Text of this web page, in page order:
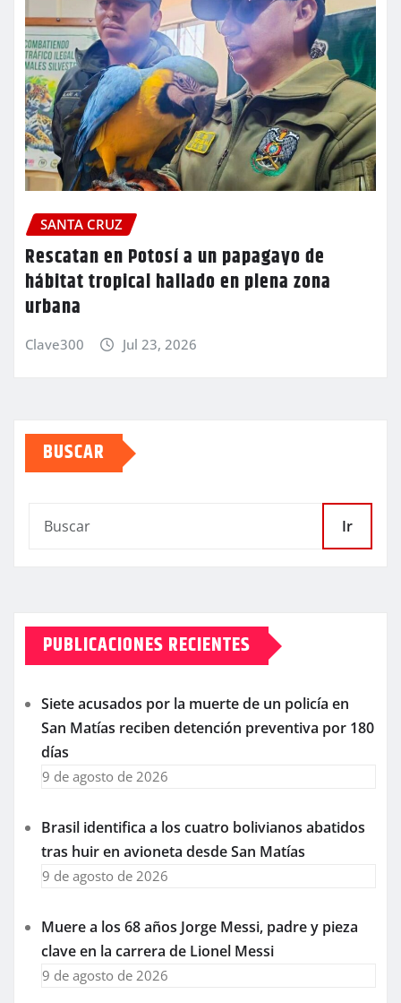
SANTA CRUZ
Rescatan en Potosí a un papagayo de
hábitat tropical hallado en plena zona
urbana
Clave300 Jul 23, 2026
BUSCAR
Ir
PUBLICACIONES RECIENTES
Siete acusados por la muerte de un policía en
San Matías reciben detención preventiva por 180
días
9 de agosto de 2026
Brasil identifica a los cuatro bolivianos abatidos
tras huir en avioneta desde San Matías
9 de agosto de 2026
Muere a los 68 años Jorge Messi, padre y pieza
clave en la carrera de Lionel Messi
9 de agosto de 2026